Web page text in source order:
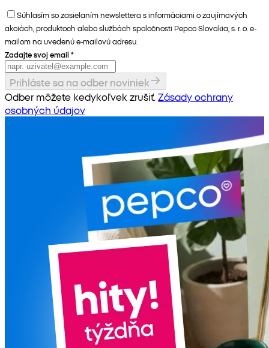
Súhlasím so zasielaním newslettera s informáciami o zaujímavých
akciách, produktoch alebo službách spoločnosti Pepco Slovakia, s. r. o. e-
mailom na uvedenú e-mailovú adresu.
Zadajte svoj email *
Prihláste sa na odber noviniek
Odber môžete kedykoľvek zrušiť. Zásady ochrany
osobných údajov